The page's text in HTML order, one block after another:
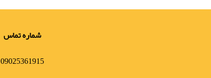
شماره تماس
09025361915